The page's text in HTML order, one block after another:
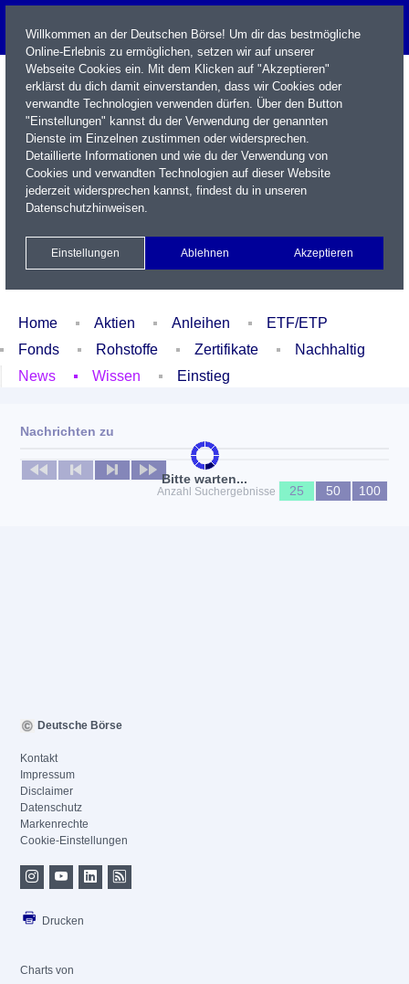
Name / WKN / ISIN / Kürzel
Xetra Realtime
Watchlist Portfolio Login
Home Aktien Anleihen
ETF/ETP
Fonds
Rohstoffe Zertifikate
Nachhaltig
News
Wissen Einstieg
Bitte warten...
Nachrichten zu
Keine News verfügbar
Anzahl Suchergebnisse
25 50 100
Willkommen an der Deutschen Börse! Um dir das bestmögliche
Online-Erlebnis zu ermöglichen, setzen wir auf unserer
Webseite Cookies ein. Mit dem Klicken auf "Akzeptieren"
erklärst du dich damit einverstanden, dass wir Cookies oder
verwandte Technologien verwenden dürfen. Über den Button
"Einstellungen" kannst du der Verwendung der genannten
Dienste im Einzelnen zustimmen oder widersprechen.
Detaillierte Informationen und wie du der Verwendung von
Cookies und verwandten Technologien auf dieser Website
jederzeit widersprechen kannst, findest du in unseren
Datenschutzhinweisen.
Einstellungen Ablehnen Akzeptieren
Deutsche Börse
Kontakt
Impressum
Disclaimer
Datenschutz
Markenrechte
Cookie-Einstellungen
Drucken
Charts von